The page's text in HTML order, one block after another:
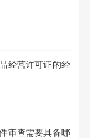
经营许可证的经
审查需要具备哪